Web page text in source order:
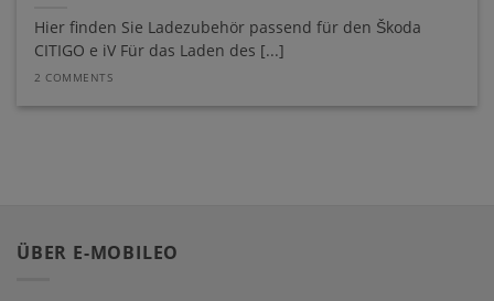
Hier finden Sie Ladezubehör passend für den Škoda
CITIGO e iV Für das Laden des [...]
2 COMMENTS
ÜBER E-MOBILEO